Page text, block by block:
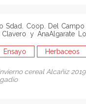
Sdad. Coop. Del Campo
Clavero y AnaAlgarate
Ensayo Herbaceos
cereal Alcañiz 2019